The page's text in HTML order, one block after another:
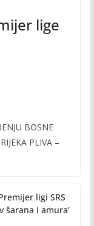
lige
BOSNE
PLIVA –
ligi SRS
šarana i amura’